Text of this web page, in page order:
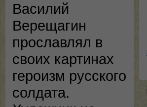
Василий
Верещагин
прославлял в
своих картинах
героизм русского
солдата.